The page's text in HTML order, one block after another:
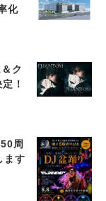
化
ク
！
周
ます